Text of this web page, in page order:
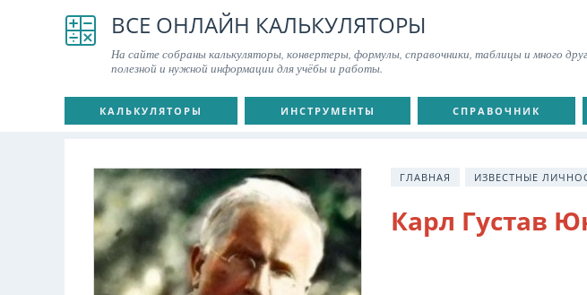
ВСЕ ОНЛАЙН КАЛЬКУЛЯТОРЫ
На сайте собраны калькуляторы, конвертеры, формулы, справочники, таблицы и много
полезной и нужной информации для учёбы и работы.
КАЛЬКУЛЯТОРЫ ИНСТРУМЕНТЫ СПРАВОЧНИК
ГЛАВНАЯ ИЗВЕСТНЫЕ
Карл Густав